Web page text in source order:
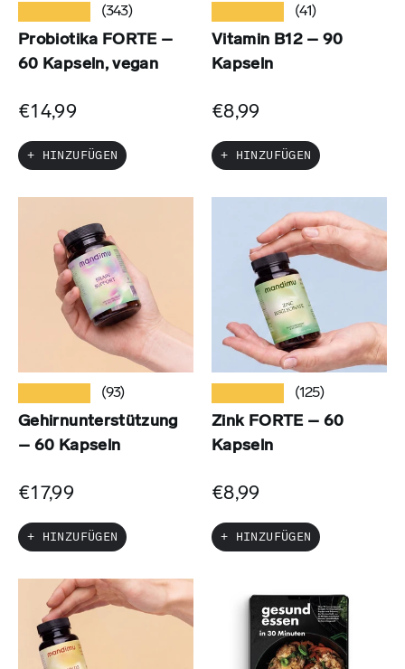
(343)
Probiotika FORTE –
60 Kapseln, vegan
€14,99
+ HINZUFÜGEN
(41)
Vitamin B12 – 90
Kapseln
€8,99
+ HINZUFÜGEN
(93)
Gehirnunterstützung
– 60 Kapseln
€17,99
+ HINZUFÜGEN
(125)
Zink FORTE – 60
Kapseln
€8,99
+ HINZUFÜGEN